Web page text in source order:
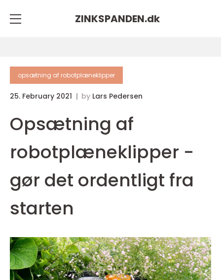
ZINKSPANDEN.dk
opsætning af robotplæneklipper
25. February 2021 by Lars Pedersen
Opsætning af
robotplæneklipper -
gør det ordentligt fra
starten